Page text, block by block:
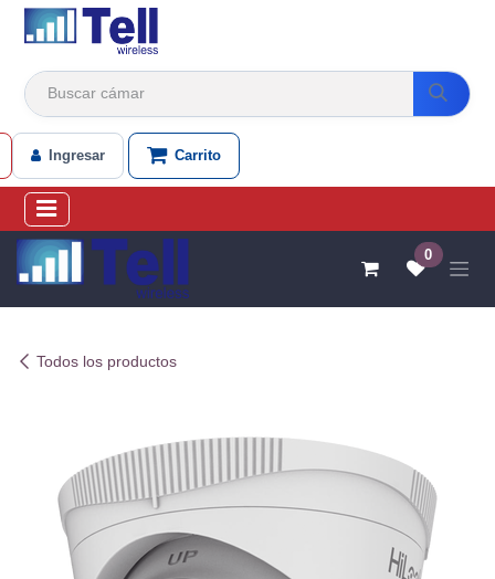
Ir al contenido
Ingresar Carrito
0
Todos los productos